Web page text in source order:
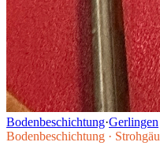
Bodenbeschichtung·Gerlingen
Bodenbeschichtung · Strohgäu